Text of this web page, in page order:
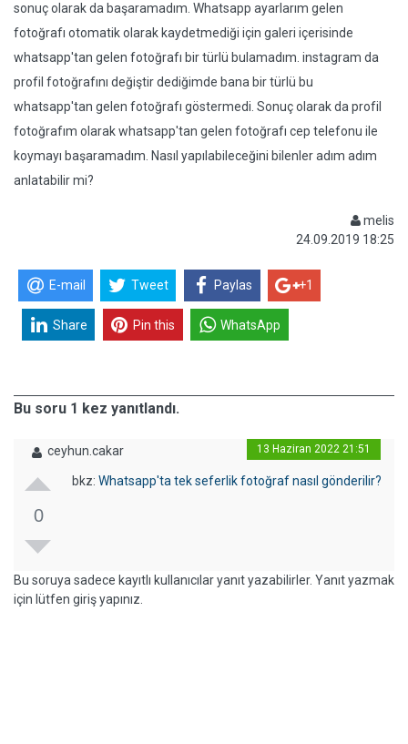
sonuç olarak da başaramadım. Whatsapp ayarlarım gelen
fotoğrafı otomatik olarak kaydetmediği için galeri içerisinde
whatsapp'tan gelen fotoğrafı bir türlü bulamadım. instagram da
profil fotoğrafını değiştir dediğimde bana bir türlü bu
whatsapp'tan gelen fotoğrafı göstermedi. Sonuç olarak da profil
fotoğrafım olarak whatsapp'tan gelen fotoğrafı cep telefonu ile
koymayı başaramadım. Nasıl yapılabileceğini bilenler adım adım
anlatabilir mi?
melis
24.09.2019 18:25
E-mail Tweet Paylas +1
Share Pin this WhatsApp
Bu soru 1 kez yanıtlandı.
ceyhun.cakar 13 Haziran 2022 21:51
0
bkz: Whatsapp'ta tek seferlik fotoğraf nasıl gönderilir?
Bu soruya sadece kayıtlı kullanıcılar yanıt yazabilirler. Yanıt yazmak
için lütfen giriş yapınız.